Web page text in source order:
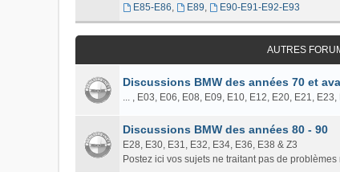
E85-E86, E89, E90-E91-E92-E93
AUTRES
Discussions BMW des années 70 et
... , E03, E06, E08, E09, E10, E12, E20, E21,
Discussions BMW des années 80 - 90
E28, E30, E31, E32, E34, E36, E38 & Z3
Postez ici vos sujets ne traitant pas de